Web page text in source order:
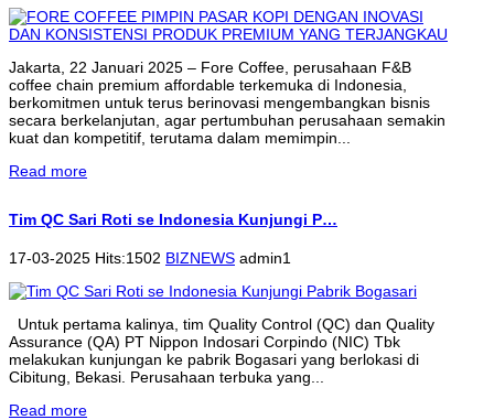
Jakarta, 22 Januari 2025 – Fore Coffee, perusahaan F&B
coffee chain premium affordable terkemuka di Indonesia,
berkomitmen untuk terus berinovasi mengembangkan bisnis
secara berkelanjutan, agar pertumbuhan perusahaan semakin
kuat dan kompetitif, terutama dalam memimpin...
Read more
Tim QC Sari Roti se Indonesia Kunjungi P…
17-03-2025 Hits:1502 BIZNEWS admin1
Untuk pertama kalinya, tim Quality Control (QC) dan Quality
Assurance (QA) PT Nippon Indosari Corpindo (NIC) Tbk
melakukan kunjungan ke pabrik Bogasari yang berlokasi di
Cibitung, Bekasi. Perusahaan terbuka yang...
Read more